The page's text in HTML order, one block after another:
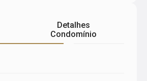
Detalhes
Condomínio